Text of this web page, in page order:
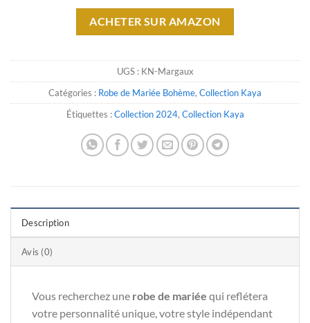
ACHETER SUR AMAZON
UGS : KN-Margaux
Catégories : Robe de Mariée Bohème, Collection Kaya
Étiquettes :Collection 2024, Collection Kaya
Description
Avis (0)
Vous recherchez une robe de mariée qui reflétera
votre personnalité unique, votre style indépendant